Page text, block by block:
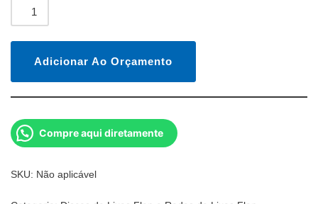
Adicionar Ao Orçamento
Compre aqui diretamente
SKU: Não aplicável